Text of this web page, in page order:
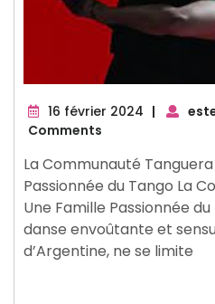
16 février 2024 16|
Comments
La Communauté Tanguera
Passionnée du Tango La
Une Famille Passionnée
danse envoûtante et
d’Argentine, ne se limite